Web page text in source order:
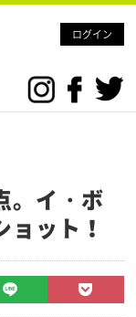
ログイン
。イ・ボ
ット！